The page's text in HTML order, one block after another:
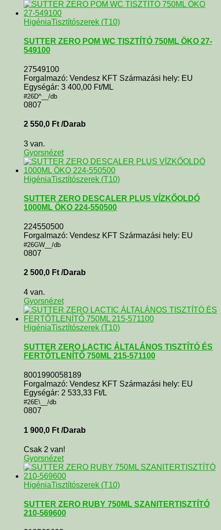
HigéniaTisztítószerek (T10)
SUTTER ZERO POM WC TISZTÍTÓ 750ML ÖKO 27-
549100
27549100
Forgalmazó: Vendesz KFT Származási hely: EU
Egységár: 3 400,00 Ft/ML
#26D^__/db
0807
2 550,0 Ft /Darab
3 van.
Gyorsnézet
HigéniaTisztítószerek (T10)
SUTTER ZERO DESCALER PLUS VÍZKŐOLDÓ
1000ML ÖKO 224-550500
224550500
Forgalmazó: Vendesz KFT Származási hely: EU
#26GW__/db
0807
2 500,0 Ft /Darab
4 van.
Gyorsnézet
HigéniaTisztítószerek (T10)
SUTTER ZERO LACTIC ÁLTALÁNOS TISZTÍTÓ ÉS
FERTŐTLENÍTŐ 750ML 215-571100
8001990058189
Forgalmazó: Vendesz KFT Származási hely: EU
Egységár: 2 533,33 Ft/L
#26E\__/db
0807
1 900,0 Ft /Darab
Csak 2 van!
Gyorsnézet
HigéniaTisztítószerek (T10)
SUTTER ZERO RUBY 750ML SZANITERTISZTÍTÓ
210-569600